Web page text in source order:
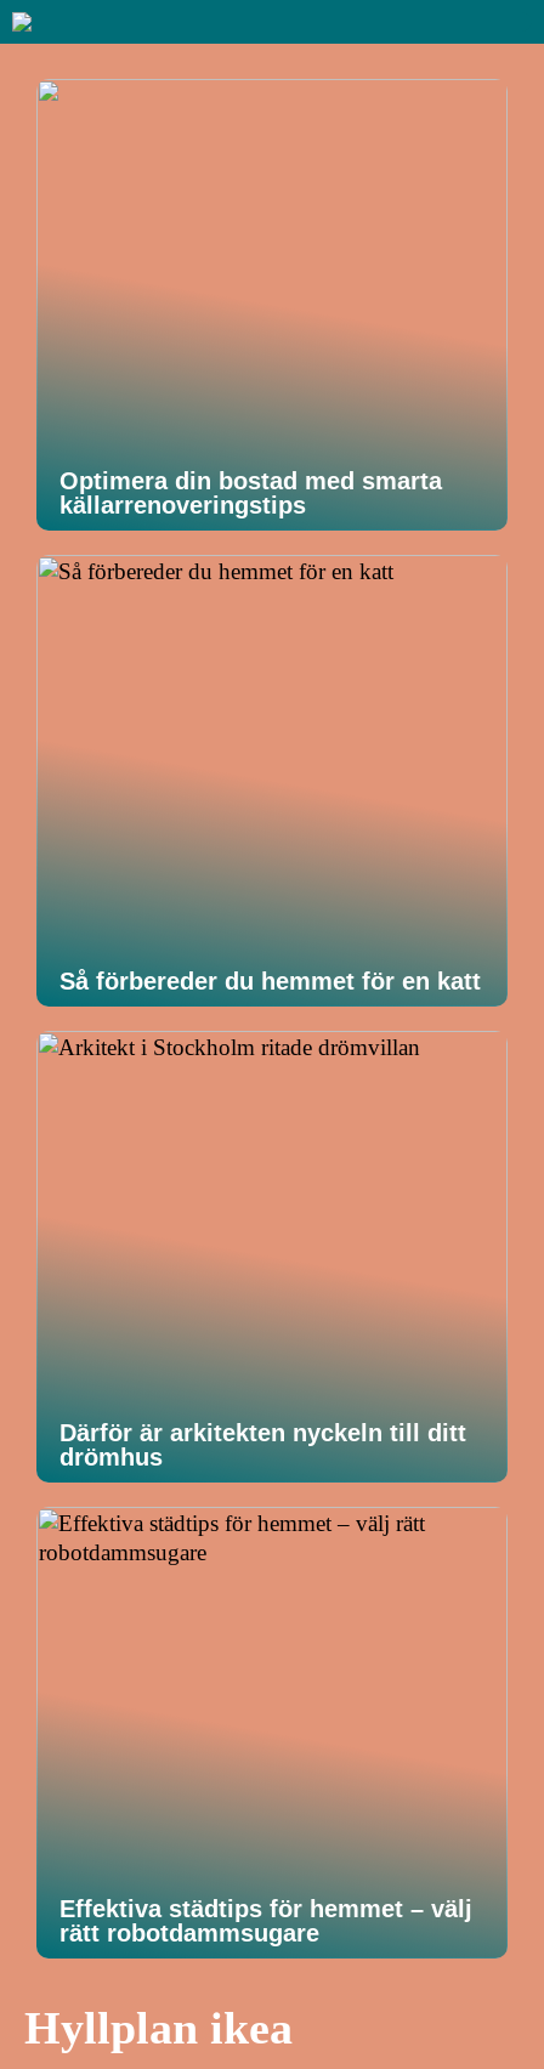
Optimera din bostad med smarta
källarrenoveringstips
Så förbereder du hemmet för en katt
Därför är arkitekten nyckeln till ditt
drömhus
Effektiva städtips för hemmet – välj
rätt robotdammsugare
Hyllplan ikea